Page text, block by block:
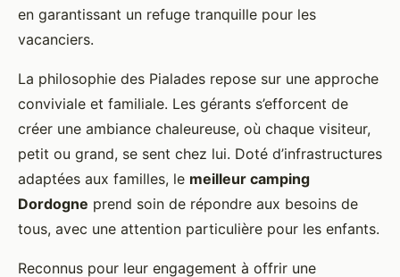
en garantissant un refuge tranquille pour les
vacanciers.
La philosophie des Pialades repose sur une approche
conviviale et familiale. Les gérants s’efforcent de
créer une ambiance chaleureuse, où chaque visiteur,
petit ou grand, se sent chez lui. Doté d’infrastructures
adaptées aux familles, le meilleur camping
Dordogne prend soin de répondre aux besoins de
tous, avec une attention particulière pour les enfants.
Reconnus pour leur engagement à offrir une